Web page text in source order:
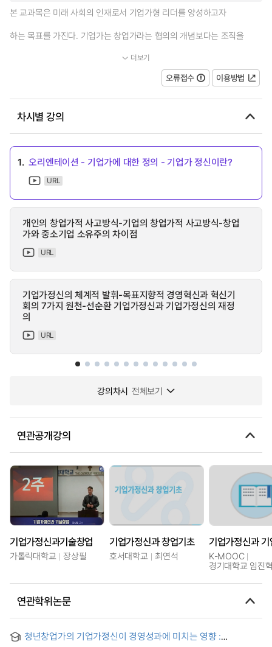
본 교과목은 미래 사회의 인재로서 기업가형 리더를 양성하고자
하는 목표를 가진다. 기업가는 창업가라는 협의의 개념보다는 조직을
더보기
오류접수 이용방법
차시별 강의
1. 오리엔테이션 - 기업가에 대한 정의 - 기업가 정신이란?
URL
개인의 창업가적 사고방식-기업의 창업가적 사고방식-창업
가와 중소기업 소유주의 차이점
URL
기업가정신의 체계적 발휘-목표지향적 경영혁신과 혁신기
회의 7가지 원천-선순환 기업가정신과 기업가정신의 재정
의
URL
강의차시 전체보기
연관공개강의
기업가정신과기술창업
가톨릭대학교 장상필
기업가정신과 창업기초
호서대학교 최연석
K-MOOC
경기대학교 임진
연관학위논문
청년창업가의 기업가정신이 경영성과에 미치는 영향 :